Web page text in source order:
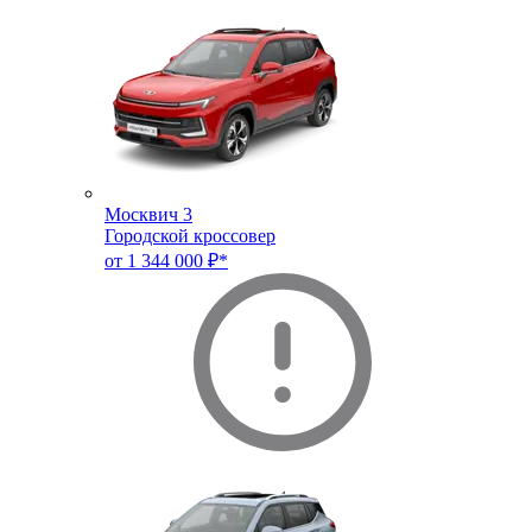
Москвич 3
Городской кроссовер
от 1 344 000 ₽*